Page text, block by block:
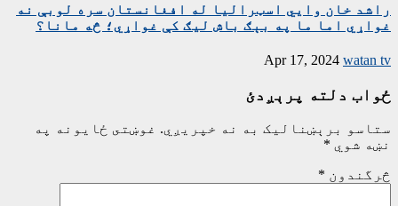
راشد خان وايي اسټرالیا له افغانستان سره لوبې نه
غواړي اما ما په بېګ باش لیګ کې غواړي؛ څه مانا؟
Apr 17, 2024 watan tv
ځواب دلته پرېږدئ
ستاسو برېښناليک به نه خپريږي. غوښتى ځایونه په
نښه شوي *
څرگندون *